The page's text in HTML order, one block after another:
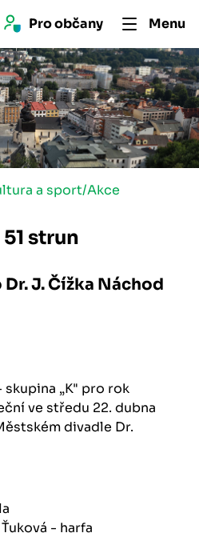
Pro občany Menu
a sport/Akce
strun
J. Čížka Náchod
„K" pro rok
ve středu 22. dubna
divadle Dr.
- harfa